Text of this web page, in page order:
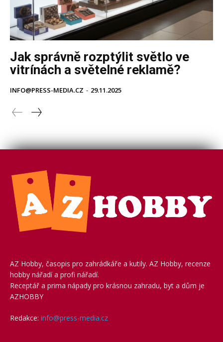
AZ Hobby, časopis pro zahrádkáře a kutily. AZ Hobby, recenze
hobby nářadí a profi nářadí.
Receptář a prima nápady pro krásnou zahradu, byt a dům je
AZHOBBY
Redakce: info@press-media.cz